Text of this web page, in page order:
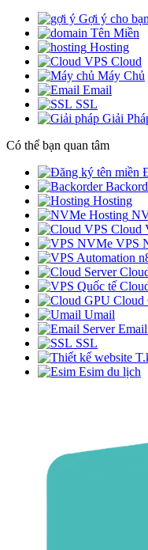
Gợi ý cho bạn
Tên Miền
Hosting
Cloud
Máy Chủ
Email
SSL
Giải
Có thể bạn quan tâm
Hosting
Cloud
VPS
Cloud
Umail
SSL
Esim du lịch